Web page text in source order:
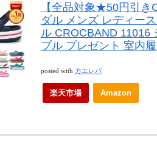
【全品対象★50円引き
ダル メンズ レディー
ル CROCBAND 11016
プル プレゼント 室内
posted with カエレバ
楽天市場 Amazon